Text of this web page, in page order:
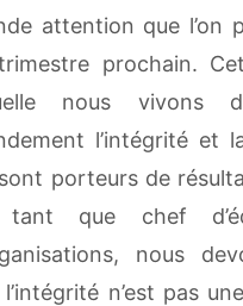
attention que l’on
prochain.
nous vivons
l’intégrité et
porteurs de
tant que chef
nous
l’intégrité n’est pas